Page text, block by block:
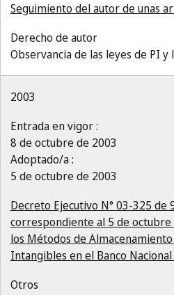
Seguimiento del autor de unas
Derecho de autor
Observancia de las leyes de PI y
2003
Entrada en vigor :
8 de octubre de 2003
Adoptado/a :
5 de octubre de 2003
Decreto Ejecutivo N° 03-325 de
correspondiente al 5 de
los Métodos de
Intangibles en el Banco
Otros